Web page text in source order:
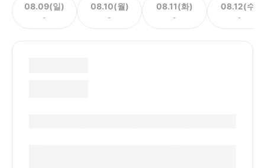
08.09(일)
-
08.10(월)
-
08.11(화)
-
08.12(수)
-